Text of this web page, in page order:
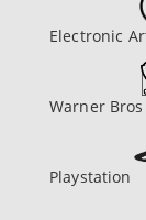
Electronic
Warner Bros
Playstation